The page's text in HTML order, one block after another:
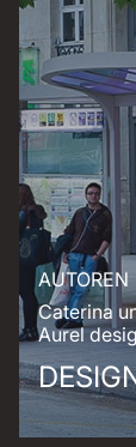
AUTOREN
Caterina
Aurel